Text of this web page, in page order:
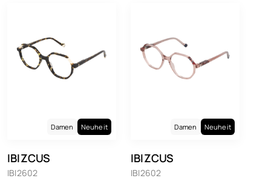
Damen Neuheit
IBIZCUS
IBI2602
Damen Neuheit
IBIZCUS
IBI2602